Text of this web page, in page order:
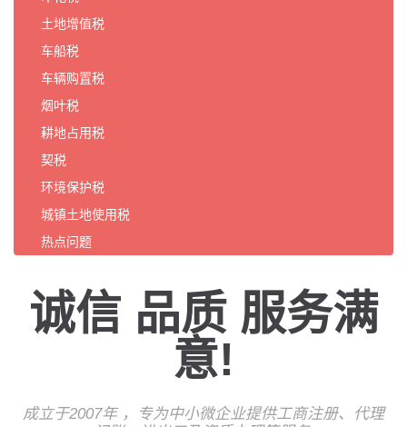
土地增值税
车船税
车辆购置税
烟叶税
耕地占用税
契税
环境保护税
城镇土地使用税
热点问题
诚信 品质 服务满
意!
成立于2007年 ，专为中小微企业提供工商注册、代理